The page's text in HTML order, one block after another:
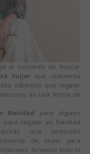
el momento de buscar
mujer que realmente
sabemos que regalar
es una forma de
Navidad para alguien
para regalar en Navidad
una selección
de mujer para
tenemos todo lo